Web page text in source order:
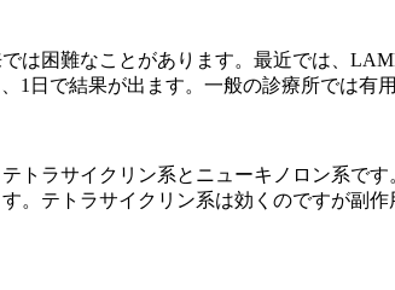
は困難なことがあります。最近では、
1日で結果が出ます。一般の診療所では有用
ラサイクリン系とニューキノロン系です
。テトラサイクリン系は効くのですが副